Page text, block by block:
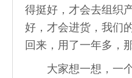
得挺好，才会去组织
好，才会进货，我们
回来，用了一年多，
大家想一想，一个